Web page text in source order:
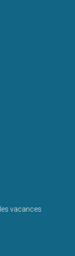
vacances